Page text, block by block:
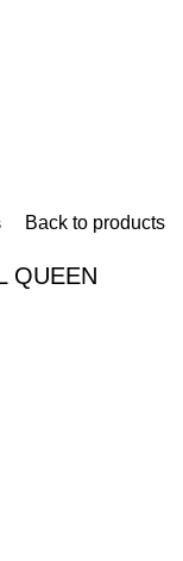
Back to products
QUEEN